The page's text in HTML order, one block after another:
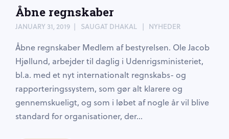
Åbne regnskaber
JANUARY 31, 2019 SAUGAT DHAKAL NYHEDER
Åbne regnskaber Medlem af bestyrelsen. Ole Jacob
Hjøllund, arbejder til daglig i Udenrigsministeriet,
bl.a. med et nyt internationalt regnskabs- og
rapporteringssystem, som gør alt klarere og
gennemskueligt, og som i løbet af nogle år vil blive
standard for organisationer, der...